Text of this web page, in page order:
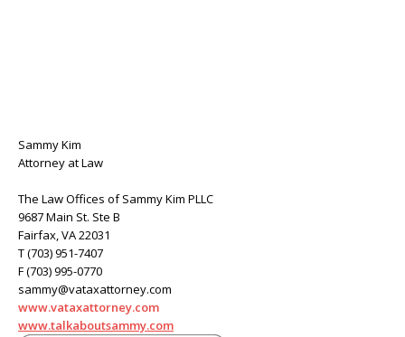
Sammy Kim
Attorney at Law
The Law Offices of Sammy Kim PLLC
9687 Main St. Ste B
Fairfax, VA 22031
T (703) 951-7407
F (703) 995-0770
sammy@vataxattorney.com
www.vataxattorney.com
www.talkaboutsammy.com